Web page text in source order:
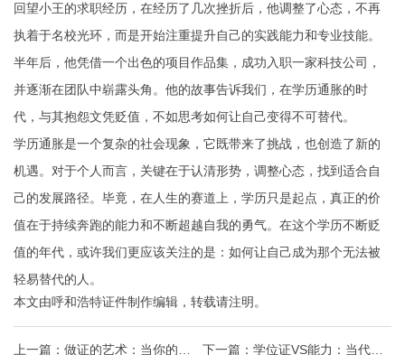
回望小王的求职经历，在经历了几次挫折后，他调整了心态，不再
执着于名校光环，而是开始注重提升自己的实践能力和专业技能。
半年后，他凭借一个出色的项目作品集，成功入职一家科技公司，
并逐渐在团队中崭露头角。他的故事告诉我们，在学历通胀的时
代，与其抱怨文凭贬值，不如思考如何让自己变得不可替代。
学历通胀是一个复杂的社会现象，它既带来了挑战，也创造了新的
机遇。对于个人而言，关键在于认清形势，调整心态，找到适合自
己的发展路径。毕竟，在人生的赛道上，学历只是起点，真正的价
值在于持续奔跑的能力和不断超越自我的勇气。在这个学历不断贬
值的年代，或许我们更应该关注的是：如何让自己成为那个无法被
轻易替代的人。
本文由呼和浩特证件制作编辑，转载请注明。
上一篇： 做证的艺术：当你的证 下一篇： 学位证VS能力：当代职